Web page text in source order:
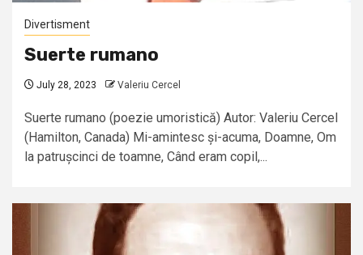
Divertisment
Suerte rumano
July 28, 2023 Valeriu Cercel
Suerte rumano (poezie umoristică) Autor: Valeriu Cercel
(Hamilton, Canada) Mi-amintesc și-acuma, Doamne, Om
la patrușcinci de toamne, Când eram copil,...